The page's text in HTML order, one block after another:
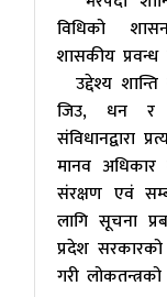
विधिको शासन
शासकीय
उद्देश्य
जिउ, धन र
संविधानद्वारा
मानव अधिकार
संरक्षण एवं
लागि सूचना
प्रदेश
गरी